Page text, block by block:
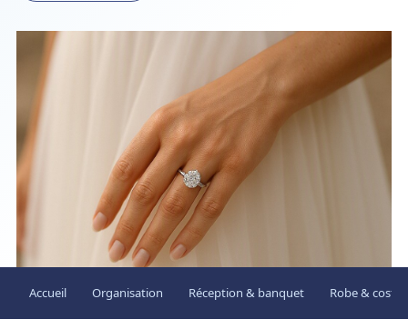
Accueil Organisation Réception & banquet Robe &